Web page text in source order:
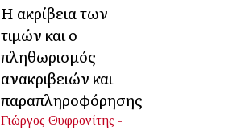
Η ακρίβεια των
τιμών και ο
πληθωρισμός
ανακριβειών και
παραπληροφόρησης
Γιώργος Θυφρονίτης -